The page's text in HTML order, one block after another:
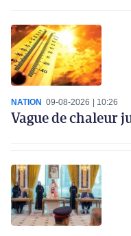
NATION 09-08-2026 10:26
Vague de chaleur